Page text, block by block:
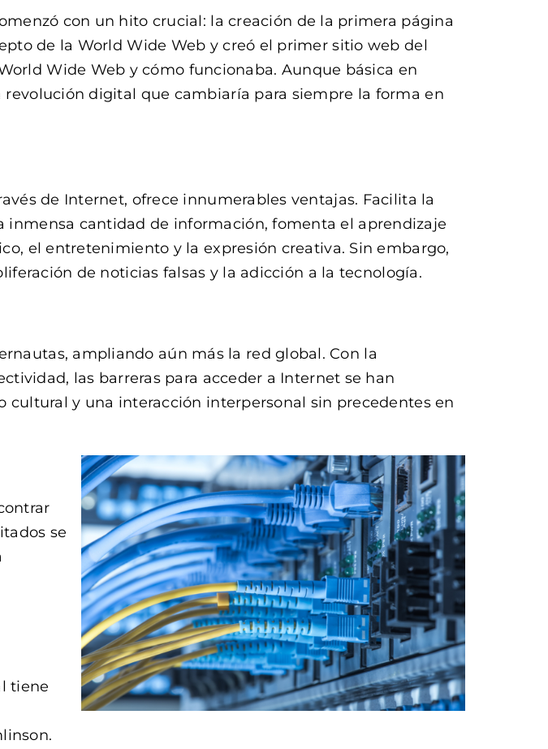
con un hito crucial: la creación de la primera página
de la World Wide Web y creó el primer sitio web del
Wide Web y cómo funcionaba. Aunque básica en
digital que cambiaría para siempre la forma en
de Internet, ofrece innumerables ventajas. Facilita la
cantidad de información, fomenta el aprendizaje
el entretenimiento y la expresión creativa. Sin embargo,
de noticias falsas y la adicción a la tecnología.
ampliando aún más la red global. Con la
las barreras para acceder a Internet se han
y una interacción interpersonal sin precedentes en
se
tiene